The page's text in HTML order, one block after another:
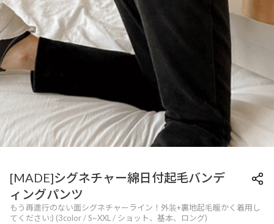
[MADE]シグネチャー綿日付起毛バンデ
ィングパンツ
もう再進行のない面シグネチャーライン！外装+裏地起毛暖かく着用し
てください:) (3color / S~XXL / ショット、基本、ロング)